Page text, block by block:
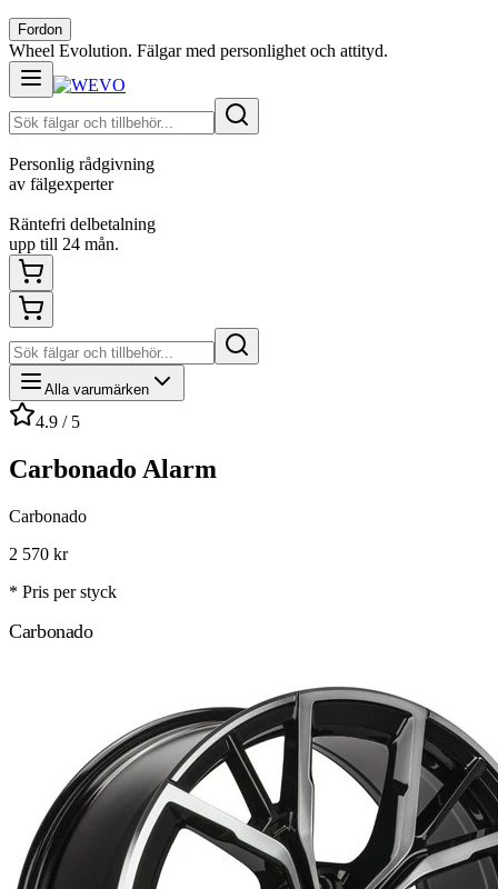
Fordon
Wheel Evolution. Fälgar med personlighet och attityd.
Personlig rådgivning
av fälgexperter
Räntefri delbetalning
upp till 24 mån.
Alla varumärken
4.9 / 5
Carbonado Alarm
Carbonado
2 570 kr
* Pris per styck
Carbonado